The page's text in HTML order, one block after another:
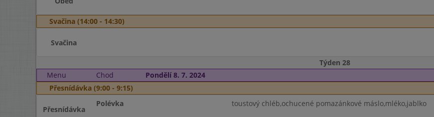
Svačina (14:00 - 14:30)
Svačina
Týden 28
Menu
Chod Pondělí 8. 7. 2024
Přesnídávka (9:00 - 9:15)
Přesnídávka
Polévka toustový chléb,ochucené pomazánkové máslo,mléko,jablko